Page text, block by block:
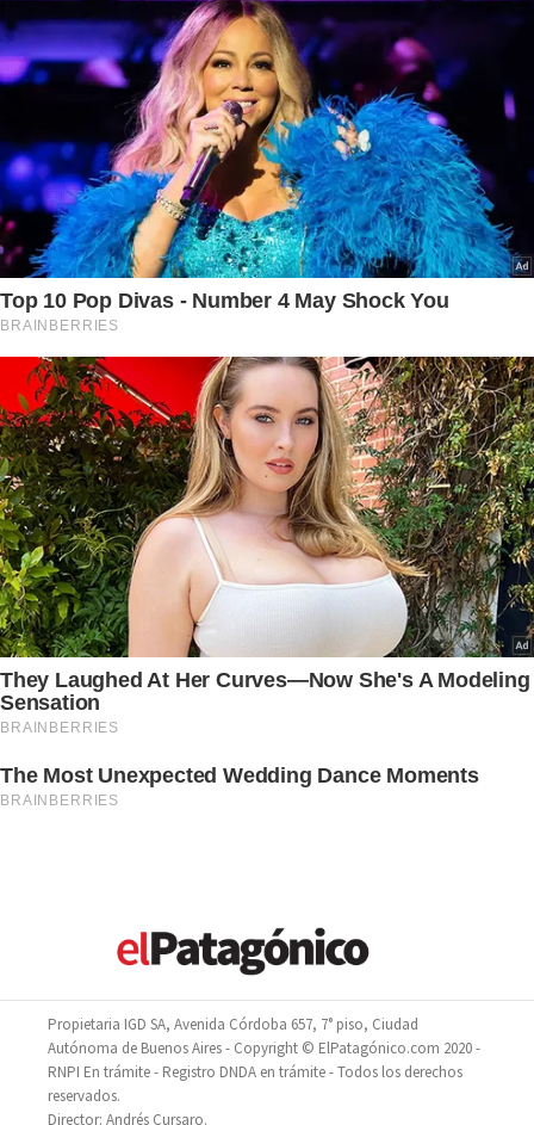
Propietaria IGD SA, Avenida Córdoba 657, 7° piso, Ciudad
Autónoma de Buenos Aires - Copyright © ElPatagónico.com 2020 -
RNPI En trámite - Registro DNDA en trámite - Todos los derechos
reservados.
Director: Andrés Cursaro.